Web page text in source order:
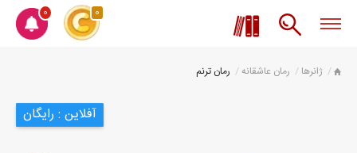
0 0
ژانرها رمان عاشقانه رمان ترنم
آفلاین : رایگان